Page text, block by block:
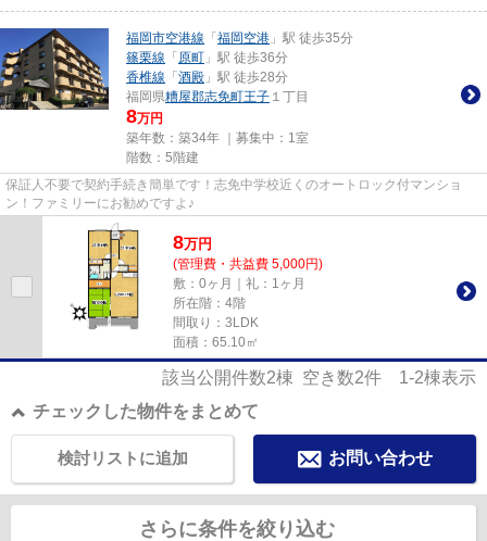
福岡市空港線 「 福岡空港 」駅 徒歩35分
篠栗線 「 原町 」駅 徒歩36分
香椎線 「 酒殿 」駅 徒歩28分
福岡県糟屋郡志免町王子 １丁目
8万円
築年数：築34年 ｜募集中： 1室
階数：5階建
保証人不要で契約手続き簡単です！志免中学校近くのオートロック付マンショ
ン！ファミリーにお勧めですよ♪
8万円
(管理費・共益費 5,000円)
敷：0ヶ月｜礼：1ヶ月
所在階：4階
間取り：3LDK
面積：65.10㎡
該当公開件数2棟 空き数2件 1-2棟表示
チェックした物件をまとめて
お問い合わせ
検討リストに追加
さらに条件を絞り込む